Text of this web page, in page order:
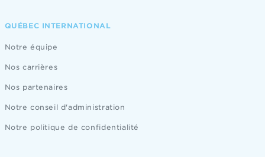
QUÉBEC INTERNATIONAL
Notre équipe
Nos carrières
Nos partenaires
Notre conseil d'administration
Notre politique de confidentialité